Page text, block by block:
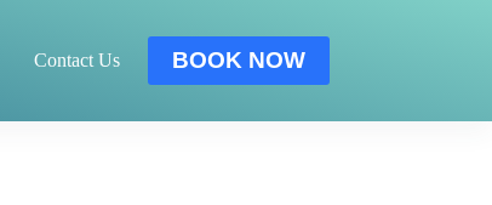
Contact Us BOOK NOW